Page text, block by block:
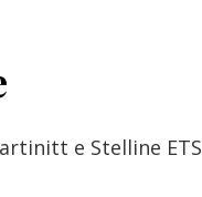
e Stelline ETS